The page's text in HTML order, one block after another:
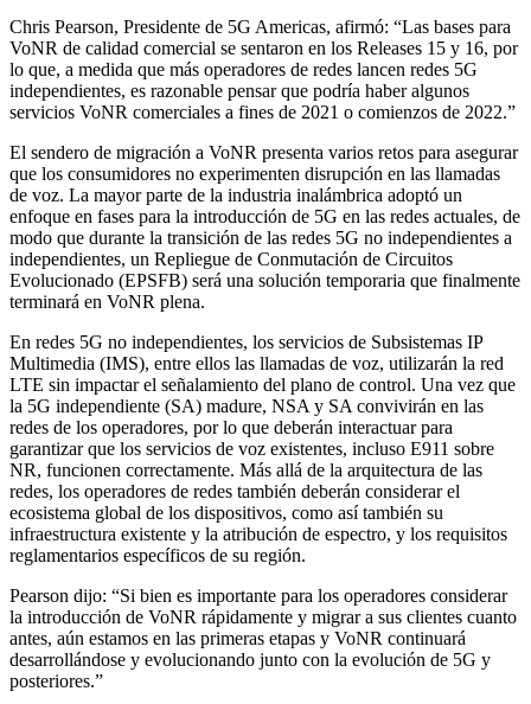
Chris Pearson, Presidente de 5G Americas, afirmó: “Las bases para
VoNR de calidad comercial se sentaron en los Releases 15 y 16, por
lo que, a medida que más operadores de redes lancen redes 5G
independientes, es razonable pensar que podría haber algunos
servicios VoNR comerciales a fines de 2021 o comienzos de 2022.”
El sendero de migración a VoNR presenta varios retos para asegurar
que los consumidores no experimenten disrupción en las llamadas
de voz. La mayor parte de la industria inalámbrica adoptó un
enfoque en fases para la introducción de 5G en las redes actuales, de
modo que durante la transición de las redes 5G no independientes a
independientes, un Repliegue de Conmutación de Circuitos
Evolucionado (EPSFB) será una solución temporaria que finalmente
terminará en VoNR plena.
En redes 5G no independientes, los servicios de Subsistemas IP
Multimedia (IMS), entre ellos las llamadas de voz, utilizarán la red
LTE sin impactar el señalamiento del plano de control. Una vez que
la 5G independiente (SA) madure, NSA y SA convivirán en las
redes de los operadores, por lo que deberán interactuar para
garantizar que los servicios de voz existentes, incluso E911 sobre
NR, funcionen correctamente. Más allá de la arquitectura de las
redes, los operadores de redes también deberán considerar el
ecosistema global de los dispositivos, como así también su
infraestructura existente y la atribución de espectro, y los requisitos
reglamentarios específicos de su región.
Pearson dijo: “Si bien es importante para los operadores considerar
la introducción de VoNR rápidamente y migrar a sus clientes cuanto
antes, aún estamos en las primeras etapas y VoNR continuará
desarrollándose y evolucionando junto con la evolución de 5G y
posteriores.”